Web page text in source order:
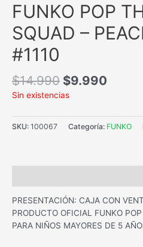
FUNKO POP
SQUAD –
#1110
$14.990 $9.990
Sin existencias
SKU: 100067 Categoría: FUNKO
PRESENTACIÓN: CAJA CON
PRODUCTO OFICIAL FUNKO POP
PARA NIÑOS MAYORES DE 5